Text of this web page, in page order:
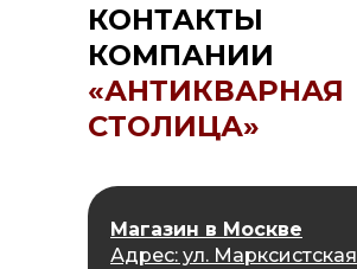
КОНТАКТЫ
КОМПАНИИ
«АНТИКВАРНАЯ
СТОЛИЦА»
Магазин в Москве
Адрес: ул. Марксистская